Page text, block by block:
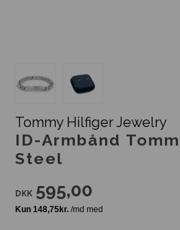
Tommy Hilfiger Jewelry
ID-Armbånd
Steel
DKK 595,00